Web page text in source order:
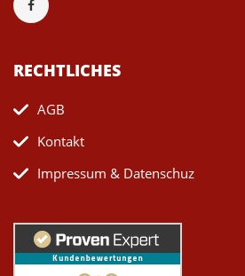
RECHTLICHES
AGB
Kontakt
Impressum & Datenschuz